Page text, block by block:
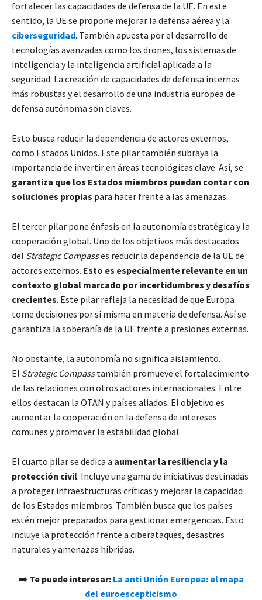
fortalecer las capacidades de defensa de la UE. En este
sentido, la UE se propone mejorar la defensa aérea y la
ciberseguridad. También apuesta por el desarrollo de
tecnologías avanzadas como los drones, los sistemas de
inteligencia y la inteligencia artificial aplicada a la
seguridad. La creación de capacidades de defensa internas
más robustas y el desarrollo de una industria europea de
defensa autónoma son claves.
Esto busca reducir la dependencia de actores externos,
como Estados Unidos. Este pilar también subraya la
importancia de invertir en áreas tecnológicas clave. Así, se
garantiza que los Estados miembros puedan contar con
soluciones propias para hacer frente a las amenazas.
El tercer pilar pone énfasis en la autonomía estratégica y la
cooperación global. Uno de los objetivos más destacados
del Strategic Compasses reducir la dependencia de la UE de
actores externos. Esto es especialmente relevante en un
contexto global marcado por incertidumbres y desafíos
crecientes. Este pilar refleja la necesidad de que Europa
tome decisiones por sí misma en materia de defensa. Así se
garantiza la soberanía de la UE frente a presiones externas.
No obstante, la autonomía no significa aislamiento.
El Strategic Compasstambién promueve el fortalecimiento
de las relaciones con otros actores internacionales. Entre
ellos destacan la OTAN y países aliados. El objetivo es
aumentar la cooperación en la defensa de intereses
comunes y promover la estabilidad global.
El cuarto pilar se dedica a aumentar la resiliencia y la
protección civil. Incluye una gama de iniciativas destinadas
a proteger infraestructuras críticas y mejorar la capacidad
de los Estados miembros. También busca que los países
estén mejor preparados para gestionar emergencias. Esto
incluye la protección frente a ciberataques, desastres
naturales y amenazas híbridas.
➡️ Te puede interesar: La anti Unión Europea: el mapa
del euroescepticismo